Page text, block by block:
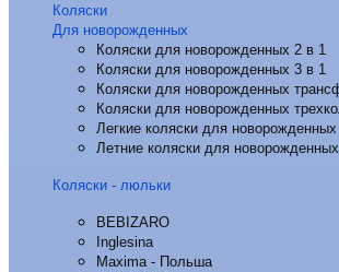
Коляски
Для новорожденных
Коляски для новорожденных 2 в 1
Коляски для новорожденных 3 в 1
Коляски для новорожденных
Коляски для новорожденных
Легкие коляски для новорожденных
Летние коляски для новорожденных
Коляски - люльки
BEBIZARO
Inglesina
Maxima - Польша